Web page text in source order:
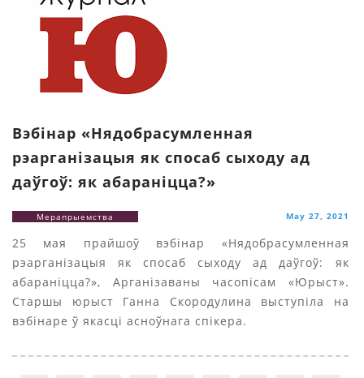
Вэбінар «Нядобрасумленная
рэарганізацыя як спосаб сыходу ад
даўгоў: як абараніцца?»
Мерапрыемства May 27, 2021
25 мая прайшоў вэбінар «Нядобрасумленная
рэарганізацыя як спосаб сыходу ад даўгоў: як
абараніцца?», Арганізаваны часопісам «Юрыст».
Старшы юрыст Ганна Скородулина выступіла на
вэбінаре ў якасці асноўнага спікера.